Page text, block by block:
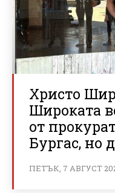
Христо
Широката
от
Бургас, но
ПЕТЪК, 7 АВГУСТ